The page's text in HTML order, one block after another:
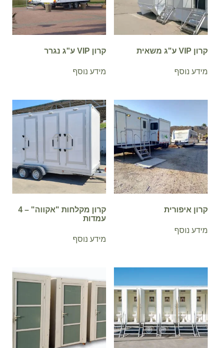
קרון VIP ע"ג משאית
מידע נוסף
קרון VIP ע"ג נגרר
מידע נוסף
קרון איפורית
מידע נוסף
קרון מקלחות "אקווה" – 4
עמדות
מידע נוסף